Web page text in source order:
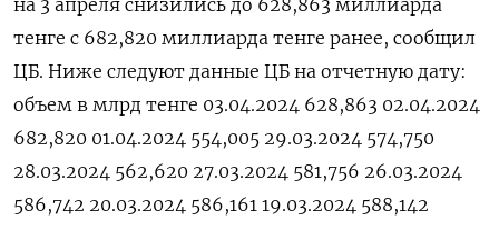
тенге с 682,820 миллиарда тенге ранее, сообщил
ЦБ. Ниже следуют данные ЦБ на отчетную дату:
объем в млрд тенге 03.04.2024 628,863 02.04.2024
682,820 01.04.2024 554,005 29.03.2024 574,750
28.03.2024 562,620 27.03.2024 581,756 26.03.2024
586,742 20.03.2024 586,161 19.03.2024 588,142